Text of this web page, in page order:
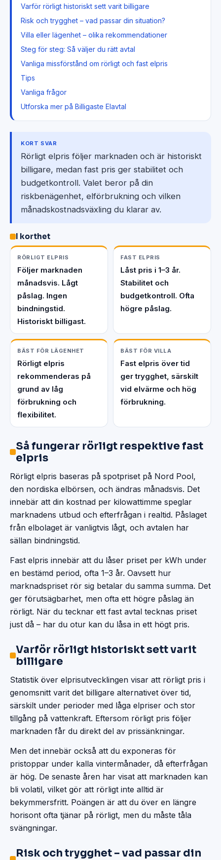
Varför rörligt historiskt sett varit billigare
Risk och trygghet – vad passar din situation?
Villa eller lägenhet – olika rekommendationer
Steg för steg: Så väljer du rätt avtal
Vanliga missförstånd om rörligt och fast elpris
Tips
Vanliga frågor
Utforska mer på Billigaste Elavtal
KORT SVAR
Rörligt elpris följer marknaden och är historiskt
billigare, medan fast pris ger stabilitet och
budgetkontroll. Valet beror på din
riskbenägenhet, elförbrukning och vilken
månadskostnadsväxling du klarar av.
I korthet
RÖRLIGT ELPRIS
Följer marknaden
månadsvis. Lågt
påslag. Ingen
bindningstid.
Historiskt billigast.
FAST ELPRIS
Låst pris i 1–3 år.
Stabilitet och
budgetkontroll. Ofta
högre påslag.
BÄST FÖR LÄGENHET
Rörligt elpris
rekommenderas på
grund av låg
förbrukning och
flexibilitet.
BÄST FÖR VILLA
Fast elpris över tid
ger trygghet, särskilt
vid elvärme och hög
förbrukning.
Så fungerar rörligt respektive fast
elpris
Rörligt elpris baseras på spotpriset på Nord Pool,
den nordiska elbörsen, och ändras månadsvis. Det
innebär att din kostnad per kilowattimme speglar
marknadens utbud och efterfrågan i realtid. Påslaget
från elbolaget är vanligtvis lågt, och avtalen har
sällan bindningstid.
Fast elpris innebär att du låser priset per kWh under
en bestämd period, ofta 1–3 år. Oavsett hur
marknadspriset rör sig betalar du samma summa. Det
ger förutsägbarhet, men ofta ett högre påslag än
rörligt. När du tecknar ett fast avtal tecknas priset
just då – har du otur kan du låsa in ett högt pris.
Varför rörligt historiskt sett varit
billigare
Statistik över elprisutvecklingen visar att rörligt pris i
genomsnitt varit det billigare alternativet över tid,
särskilt under perioder med låga elpriser och stor
tillgång på vattenkraft. Eftersom rörligt pris följer
marknaden får du direkt del av prissänkningar.
Men det innebär också att du exponeras för
pristoppar under kalla vintermånader, då efterfrågan
är hög. De senaste åren har visat att marknaden kan
bli volatil, vilket gör att rörligt inte alltid är
bekymmersfritt. Poängen är att du över en längre
horisont ofta tjänar på rörligt, men du måste tåla
svängningar.
Risk och trygghet – vad passar din